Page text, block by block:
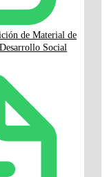
de Material de
Social